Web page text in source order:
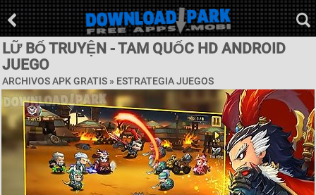
LỮ BỐ TRUYỆN - TAM QUỐC HD ANDROID
JUEGO
ARCHIVOS APK GRATIS » ESTRATEGIA JUEGOS